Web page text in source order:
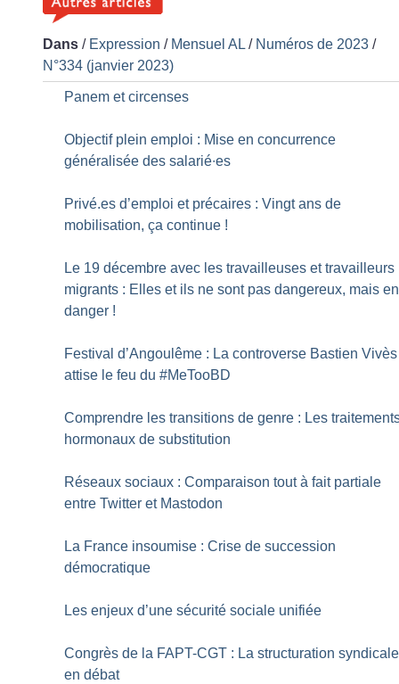
Dans / Expression / Mensuel AL / Numéros de 2023 /
N°334 (janvier 2023)
Panem et circenses
Objectif plein emploi : Mise en concurrence
généralisée des salarié∙es
Privé.es d’emploi et précaires : Vingt ans de
mobilisation, ça continue !
Le 19 décembre avec les travailleuses et travailleurs
migrants : Elles et ils ne sont pas dangereux, mais en
danger !
Festival d’Angoulême : La controverse Bastien Vivès
attise le feu du #MeTooBD
Comprendre les transitions de genre : Les
hormonaux de substitution
Réseaux sociaux : Comparaison tout à fait partiale
entre Twitter et Mastodon
La France insoumise : Crise de succession
démocratique
Les enjeux d’une sécurité sociale unifiée
Congrès de la FAPT-CGT : La structuration syndicale
en débat